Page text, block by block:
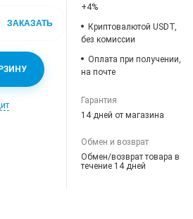
ЗАКАЗАТЬ
+4%
Криптовалютой USDT,
без комиссии
Оплата при получении,
на почте
Гарантия
14 дней от магазина
Обмен и возврат
Обмен/возврат товара в
течение 14 дней